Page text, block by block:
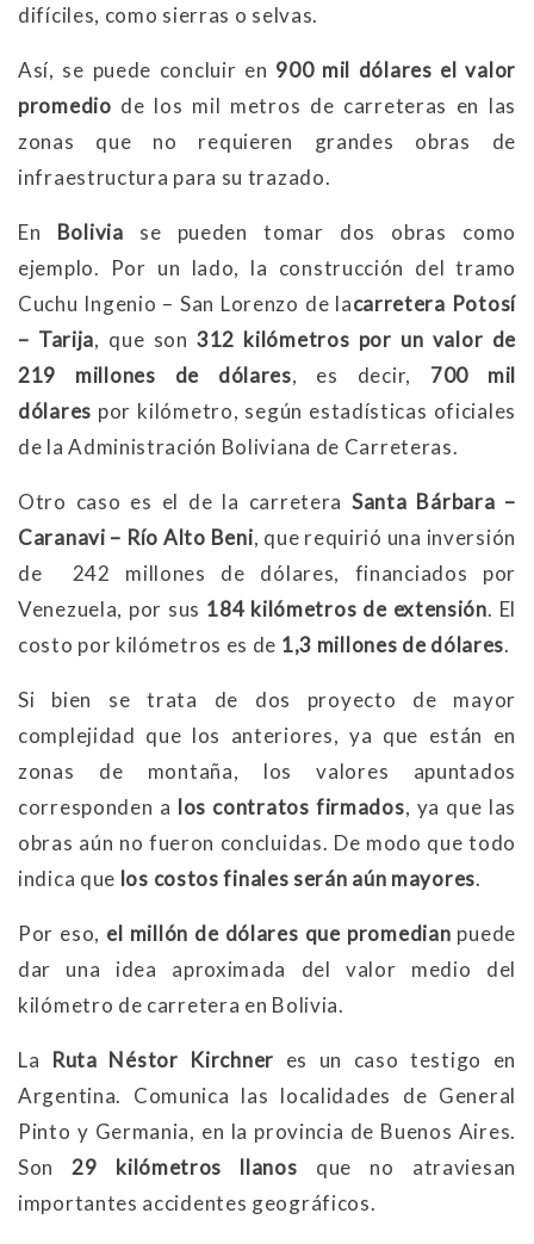
difíciles, como sierras o selvas.
Así, se puede concluir en 900 mil dólares el valor
promedio de los mil metros de carreteras en las
zonas que no requieren grandes obras de
infraestructura para su trazado.
En Bolivia se pueden tomar dos obras como
ejemplo. Por un lado, la construcción del tramo
Cuchu Ingenio – San Lorenzo de lacarretera Potosí
– Tarija, que son 312 kilómetros por un valor de
219 millones de dólares, es decir, 700 mil
dólares por kilómetro, según estadísticas oficiales
de la Administración Boliviana de Carreteras.
Otro caso es el de la carreteraSanta Bárbara –
Caranavi – Río Alto Beni, que requirió una inversión
de 242 millones de dólares, financiados por
Venezuela, por sus 184 kilómetros de extensión. El
costo por kilómetros es de 1,3 millones de dólares.
Si bien se trata de dos proyecto de mayor
complejidad que los anteriores, ya que están en
zonas de montaña, los valores apuntados
corresponden a los contratos firmados, ya que las
obras aún no fueron concluidas. De modo que todo
indica que los costos finales serán aún mayores.
Por eso, el millón de dólares que promedian puede
dar una idea aproximada del valor medio del
kilómetro de carretera en Bolivia.
La Ruta Néstor Kirchner es un caso testigo en
Argentina. Comunica las localidades de General
Pinto y Germania, en la provincia de Buenos Aires.
Son29 kilómetros llanos que no atraviesan
importantes accidentes geográficos.